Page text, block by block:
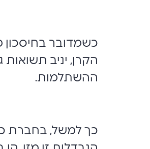
כשמדובר
הקרן, יניב
ההשתלמות.
כך למשל, בחברת